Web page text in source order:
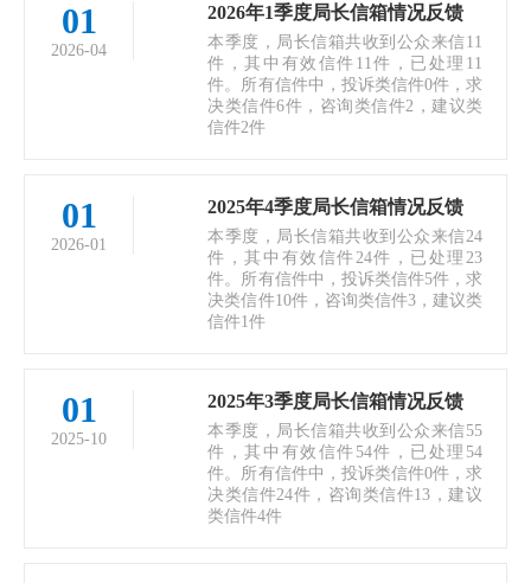
01
2026-04
2026年1季度局长信箱情况反馈
本季度，局长信箱共收到公众来信11
件，其中有效信件11件，已处理11
件。所有信件中，投诉类信件0件，求
决类信件6件，咨询类信件2，建议类
信件2件
01
2026-01
2025年4季度局长信箱情况反馈
本季度，局长信箱共收到公众来信24
件，其中有效信件24件，已处理23
件。所有信件中，投诉类信件5件，求
决类信件10件，咨询类信件3，建议类
信件1件
01
2025-10
2025年3季度局长信箱情况反馈
本季度，局长信箱共收到公众来信55
件，其中有效信件54件，已处理54
件。所有信件中，投诉类信件0件，求
决类信件24件，咨询类信件13，建议
类信件4件